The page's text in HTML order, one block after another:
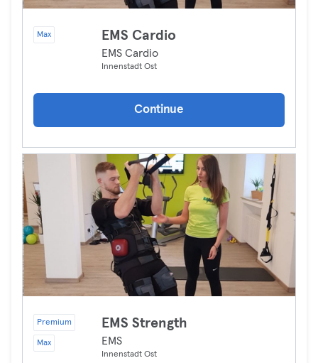
Max EMS Cardio
EMS Cardio
Innenstadt Ost
Continue
Premium
Max
EMS Strength
EMS
Innenstadt Ost